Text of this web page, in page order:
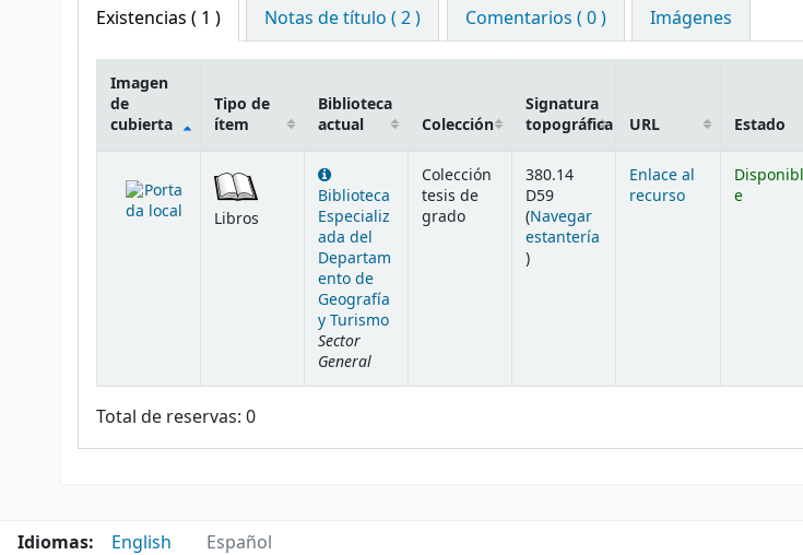
Existencias ( 1 ) Notas de título ( 2 ) Comentarios ( 0 ) Imágenes
Imagen
de
cubierta
Tipo de
ítem
Biblioteca
actual
Colección
Signatura
topográfica
URL Estado
Libros
Biblioteca
Especializ
ada del
Departam
ento de
Geografía
y Turismo
Sector
General
Colección
tesis de
grado
380.14
D59
(Navegar
estantería
(Abre debajo)
)
Enlace al
recurso
Disponibl
e
Total de reservas: 0
Idiomas:
English Español